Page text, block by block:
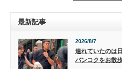
最新記事
2026/8/7
連れていたのは
バンコクをお散